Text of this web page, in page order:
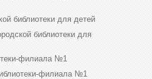
библиотеки для детей
библиотеки для
филиала №1
филиала №1